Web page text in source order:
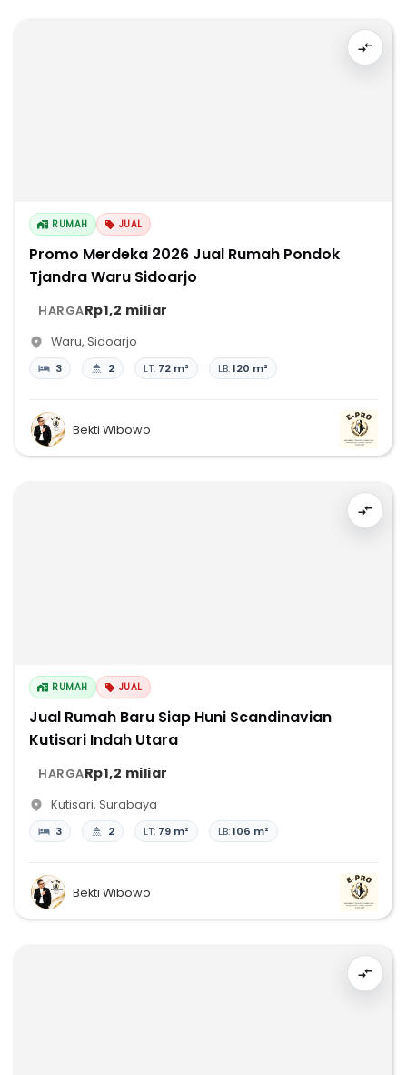
RUMAH JUAL
Promo Merdeka 2026 Jual Rumah Pondok
Tjandra Waru Sidoarjo
HARGARp1,2 miliar
Waru, Sidoarjo
3 2 LT: 72 m² LB:120 m²
Bekti Wibowo
RUMAH JUAL
Jual Rumah Baru Siap Huni Scandinavian
Kutisari Indah Utara
HARGARp1,2 miliar
Kutisari, Surabaya
3 2 LT: 79 m² LB:106 m²
Bekti Wibowo